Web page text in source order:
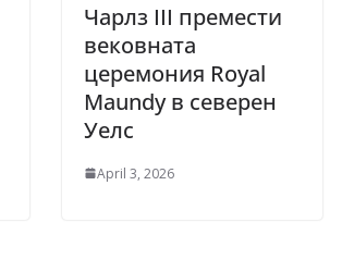
Чарлз III премести
вековната
церемония Royal
Maundy в северен
Уелс
April 3, 2026